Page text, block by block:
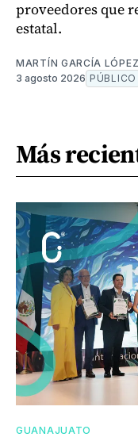
proveedores que
estatal.
MARTÍN GARCÍA LÓPEZ
3 agosto 2026 PÚBLICO
Más
GUANAJUATO